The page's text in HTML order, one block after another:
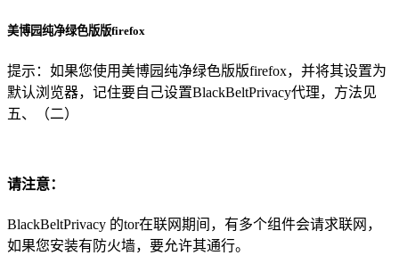
美博园纯净绿色版版firefox
提示：如果您使用美博园纯净绿色版版firefox，并将其设置为
默认浏览器，记住要自己设置BlackBeltPrivacy代理，方法见
五、（二）
请注意：
BlackBeltPrivacy 的tor在联网期间，有多个组件会请求联网，
如果您安装有防火墙，要允许其通行。